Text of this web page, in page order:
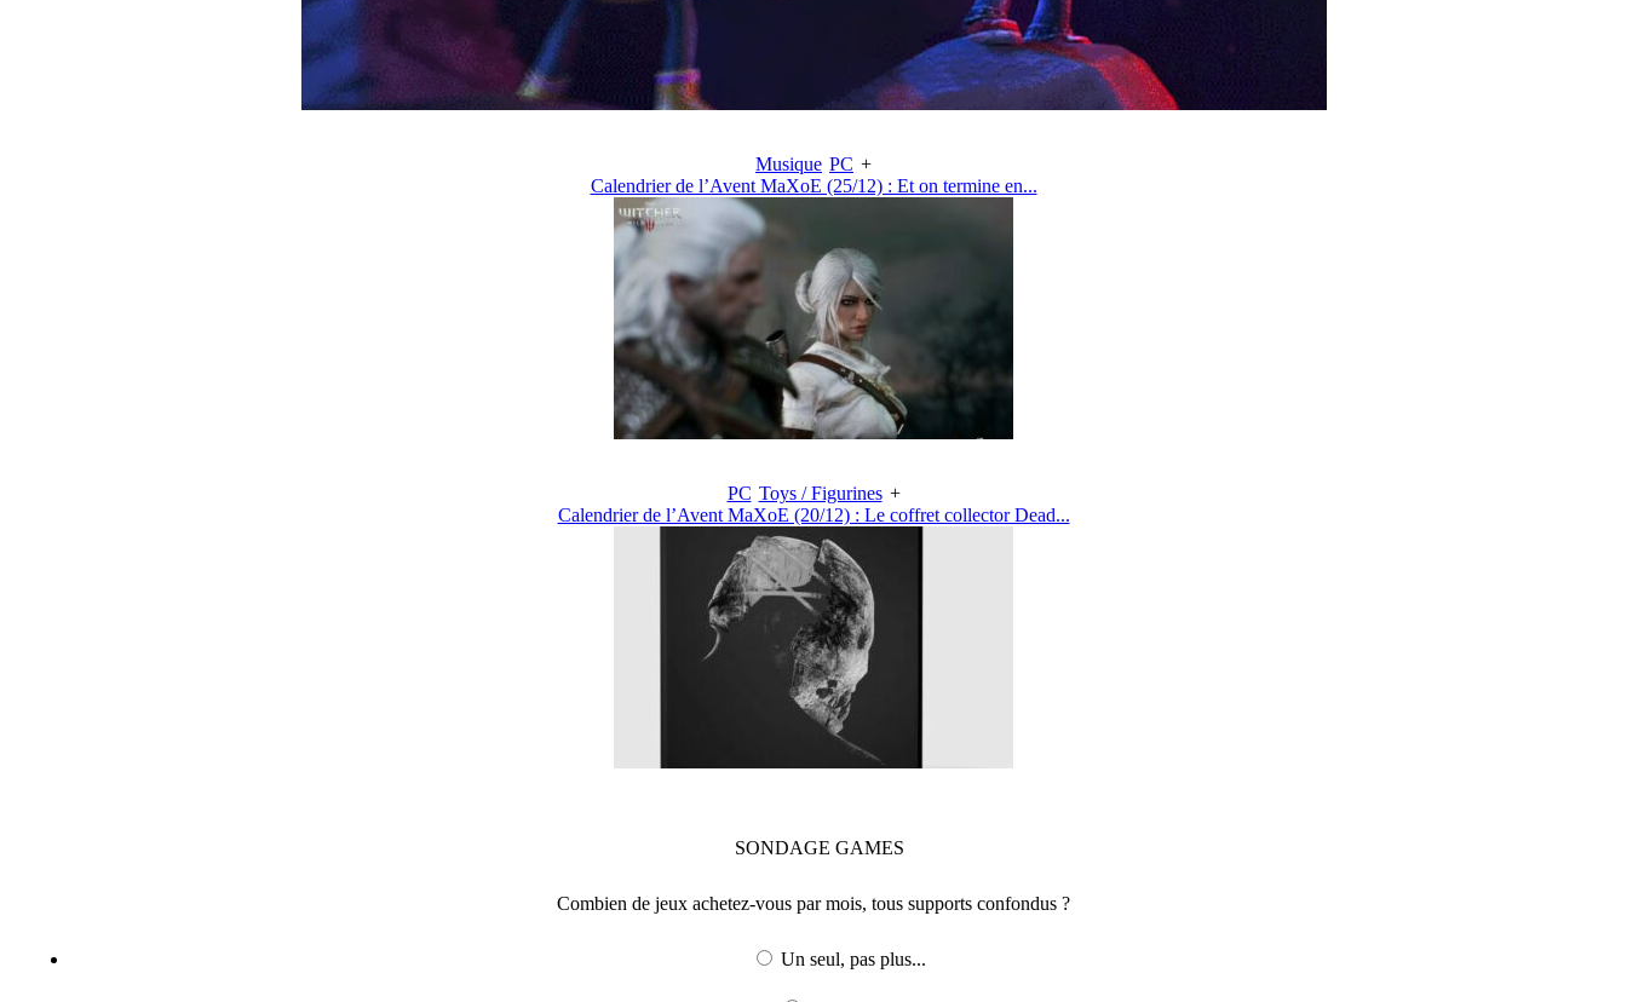
Musique PC +
Calendrier de l’Avent MaXoE (25/12) : Et on termine en...
PC Toys / Figurines +
Calendrier de l’Avent MaXoE (20/12) : Le coffret collector Dead...
SONDAGE GAMES
Combien de jeux achetez-vous par mois, tous supports confondus ?
Un seul, pas plus...